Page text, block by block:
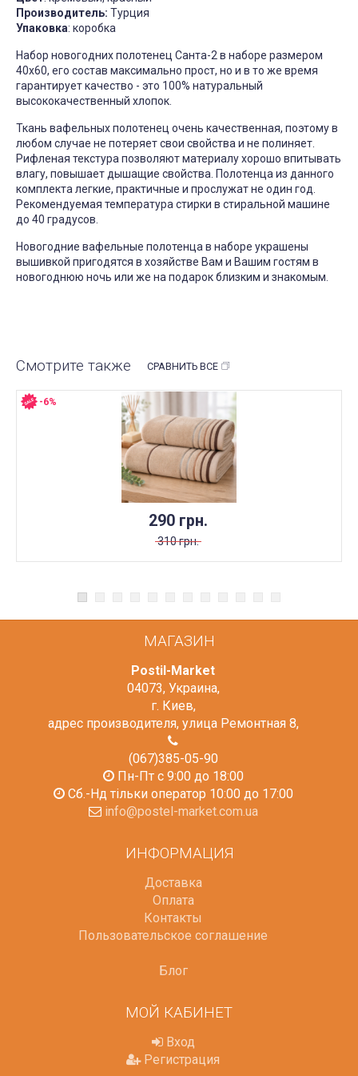
Производитель: Турция
Упаковка: коробка
Набор новогодних полотенец Санта-2 в наборе размером
40х60, его состав максимально прост, но и в то же время
гарантирует качество - это 100% натуральный
высококачественный хлопок.
Ткань вафельных полотенец очень качественная, поэтому в
любом случае не потеряет свои свойства и не полиняет.
Рифленая текстура позволяют материалу хорошо впитывать
влагу, повышает дышащие свойства. Полотенца из данного
комплекта легкие, практичные и прослужат не один год.
Рекомендуемая температура стирки в стиральной машине
до 40 градусов.
Новогодние вафельные полотенца в наборе украшены
вышивкой пригодятся в хозяйстве Вам и Вашим гостям в
новогоднюю ночь или же на подарок близким и знакомым.
Смотрите также СРАВНИТЬ ВСЕ
290 грн.
310 грн.
-6%
МАГАЗИН
Postil-Market
04073, Украина,
г. Киев,
адрес производителя, улица Ремонтная 8,
(067)385-05-90
Пн-Пт с 9:00 до 18:00
Сб.-Нд тільки оператор 10:00 до 17:00
info@postel-market.com.ua
ИНФОРМАЦИЯ
Доставка
Оплата
Контакты
Пользовательское соглашение
Блог
МОЙ КАБИНЕТ
Вход
Регистрация